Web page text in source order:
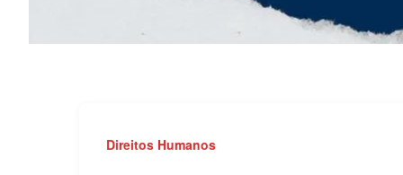
Direitos Humanos